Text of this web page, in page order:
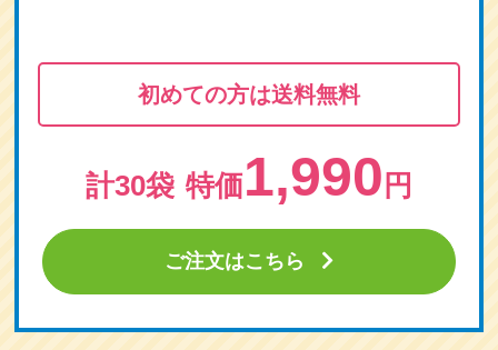
初めての方は送料無料
計30袋 特価1,990 円
ご注文はこちら